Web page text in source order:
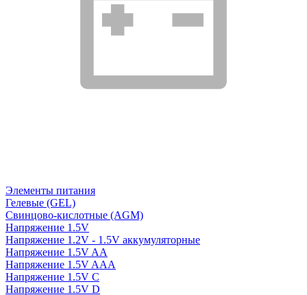
Элементы питания
Гелевые (GEL)
Свинцово-кислотные (AGM)
Напряжение 1.5V
Напряжение 1.2V - 1.5V аккумуляторные
Напряжение 1.5V AA
Напряжение 1.5V AAA
Напряжение 1.5V C
Напряжение 1.5V D